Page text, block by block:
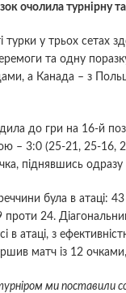
очолила турнірну
турки у трьох сетах
та одну
а Канада – з
до гри на 16-й
– 3:0 (25-21, 25-16,
піднявшись
була в атаці:
24.
в атаці, з
матч із 12
ми поставили